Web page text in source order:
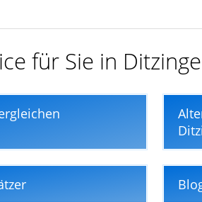
für Sie in